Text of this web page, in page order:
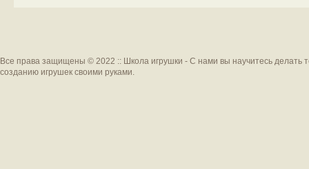
Все права защищены © 2022 :: Школа игрушки - С нами вы научитесь делать
созданию игрушек своими руками.